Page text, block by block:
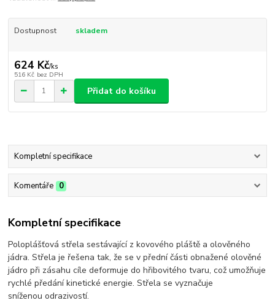
Dostupnost skladem
624 Kč/ks
516 Kč bez DPH
Přidat do košíku
Kompletní specifikace
Komentáře 0
Kompletní specifikace
Poloplášťová střela sestávající z kovového pláště a olověného
jádra. Střela je řešena tak, že se v přední části obnažené olověné
jádro při zásahu cíle deformuje do hřibovitého tvaru, což umožňuje
rychlé předání kinetické energie. Střela se vyznačuje
sníženou odrazivostí.